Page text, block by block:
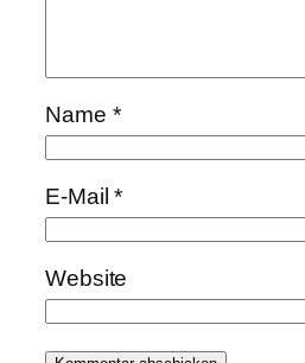
Name *
E-Mail*
Website